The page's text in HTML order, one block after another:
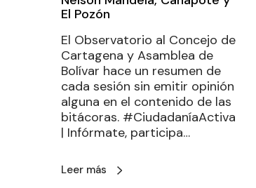
El Pozón
El Observatorio al Concejo de
Cartagena y Asamblea de
Bolívar hace un resumen de
cada sesión sin emitir opinión
alguna en el contenido de las
bitácoras. #CiudadaníaActiva
| Infórmate, participa…
Leer más